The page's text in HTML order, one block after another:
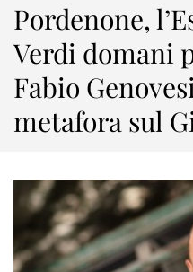
Pordenone,
Verdi domani
Fabio
metafora sul